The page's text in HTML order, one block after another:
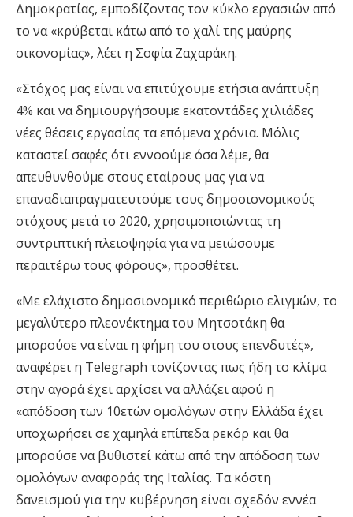
Δημοκρατίας, εμποδίζοντας τον κύκλο εργασιών από
το να «κρύβεται κάτω από το χαλί της μαύρης
οικονομίας», λέει η Σοφία Ζαχαράκη.
«Στόχος μας είναι να επιτύχουμε ετήσια ανάπτυξη
4% και να δημιουργήσουμε εκατοντάδες χιλιάδες
νέες θέσεις εργασίας τα επόμενα χρόνια. Μόλις
καταστεί σαφές ότι εννοούμε όσα λέμε, θα
απευθυνθούμε στους εταίρους μας για να
επαναδιαπραγματευτούμε τους δημοσιονομικούς
στόχους μετά το 2020, χρησιμοποιώντας τη
συντριπτική πλειοψηφία για να μειώσουμε
περαιτέρω τους φόρους», προσθέτει.
«Με ελάχιστο δημοσιονομικό περιθώριο ελιγμών, το
μεγαλύτερο πλεονέκτημα του Μητσοτάκη θα
μπορούσε να είναι η φήμη του στους επενδυτές»,
αναφέρει η Telegraph τονίζοντας πως ήδη το κλίμα
στην αγορά έχει αρχίσει να αλλάζει αφού η
«απόδοση των 10ετών ομολόγων στην Ελλάδα έχει
υποχωρήσει σε χαμηλά επίπεδα ρεκόρ και θα
μπορούσε να βυθιστεί κάτω από την απόδοση των
ομολόγων αναφοράς της Ιταλίας. Τα κόστη
δανεισμού για την κυβέρνηση είναι σχεδόν εννέα